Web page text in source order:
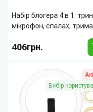
Набір блогера 4 в 1:
мікрофон, спалах,
LED-підсвіткою,
406грн.
штатива:
Пульт дистанционного
управления:
Тип цоколя:
LED-module
Вибір